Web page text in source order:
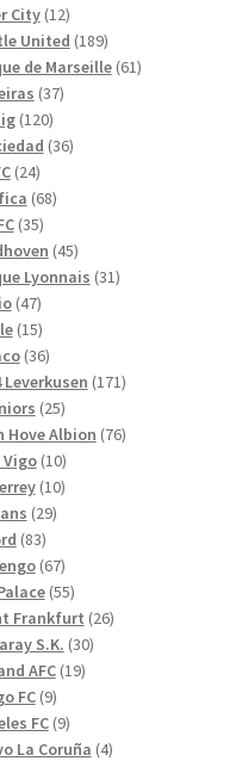
produkter
City 1212
produkter
United 189189
produkter
de Marseille 6161
3737
120120
produkter
3636
2424
produkter
6868
3535
produkter
4545
produkter
Lyonnais 3131
4747
produkter
1515
produkter
3636
produkter
Leverkusen 171171
2525
produkter
Hove Albion 7676
Vigo 1010
produkter
1010
2929
8383
produkter
6767
produkter
5555
produkter
Frankfurt 2626
S.K. 3030
AFC 1919
FC 99
produkter
FC 99
produkter
La Coruña 44